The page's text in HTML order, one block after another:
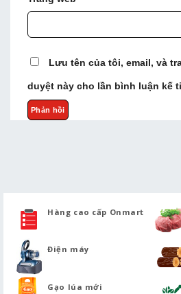
Lưu tên của tôi, email, và
duyệt này cho lần bình luận kế
Hàng cao cấp Onmart
Điện máy
Gạo lúa mới